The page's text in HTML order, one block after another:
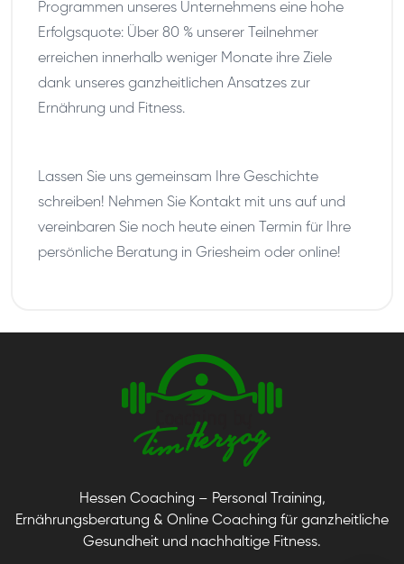
Programmen unseres Unternehmens eine hohe
Erfolgsquote: Über 80 % unserer Teilnehmer
erreichen innerhalb weniger Monate ihre Ziele
dank unseres ganzheitlichen Ansatzes zur
Ernährung und Fitness.
Lassen Sie uns gemeinsam Ihre Geschichte
schreiben! Nehmen Sie Kontakt mit uns auf und
vereinbaren Sie noch heute einen Termin für Ihre
persönliche Beratung in Griesheim oder online!
Hessen Coaching – Personal Training,
Ernährungsberatung & Online Coaching für ganzheitliche
Gesundheit und nachhaltige Fitness.